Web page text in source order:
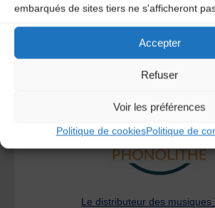
embarqués de sites tiers ne s'afficheront
Accepter
Refuser
Voir les préférences
Politique de cookiesPolitique de
Le distributeur des musiques